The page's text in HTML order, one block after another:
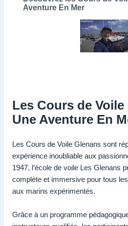
Aventure En Mer
Les Cours de Voile
Une Aventure En
Les Cours de Voile Glenans sont
expérience inoubliable aux
1947, l’école de voile Les Glenans
complète et immersive pour tous
aux marins expérimentés.
Grâce à un programme